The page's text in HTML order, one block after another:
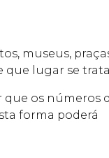
museus,
que lugar se
que os números
forma poderá